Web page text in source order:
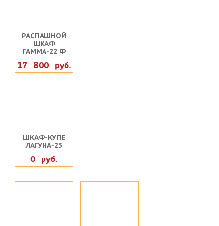
РАСПАШНОЙ
ШКАФ
ГАММА-22 Ф
17 800 руб.
ШКАФ-КУПЕ
ЛАГУНА-23
0 руб.